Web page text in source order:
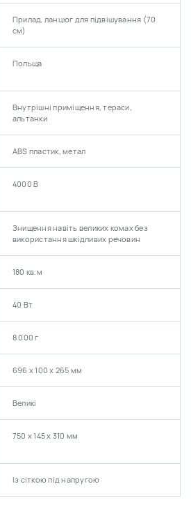
Прилад, ланцюг для підвішування (70
см)
Польща
Внутрішні приміщення, тераси,
альтанки
ABS пластик, метал
4000 В
Знищення навіть великих комах без
використання шкідливих речовин
180 кв.м
40 Вт
8 000 г
696 х 100 х 265 мм
Великі
750 х 145 х 310 мм
Із сіткою під напругою